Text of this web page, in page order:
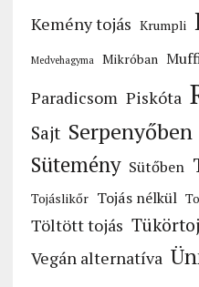
Kemény tojás Krumpli
Medvehagyma Mikróban
Paradicsom Piskóta
Sajt Serpenyőben
Sütemény Sütőben
Tojáslikőr Tojás nélkül
Töltött tojás
Vegán alternatíva